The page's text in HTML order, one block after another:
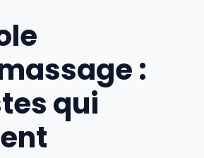
:
qui